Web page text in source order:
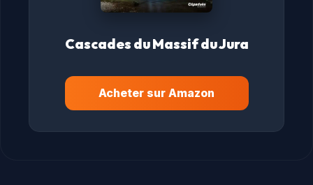
Cascades du Massif du Jura
Acheter sur Amazon